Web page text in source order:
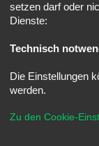
Powered
setzen darf oder
Dienste:
Technisch
Die Einstellungen
werden.
Zu den Cookie-